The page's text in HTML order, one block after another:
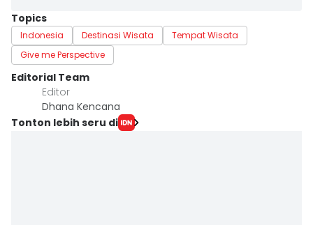
Topics
Indonesia Destinasi Wisata
Tempat Wisata
Give me Perspective
Editorial Team
Editor
Dhana Kencana
Tonton lebih seru di